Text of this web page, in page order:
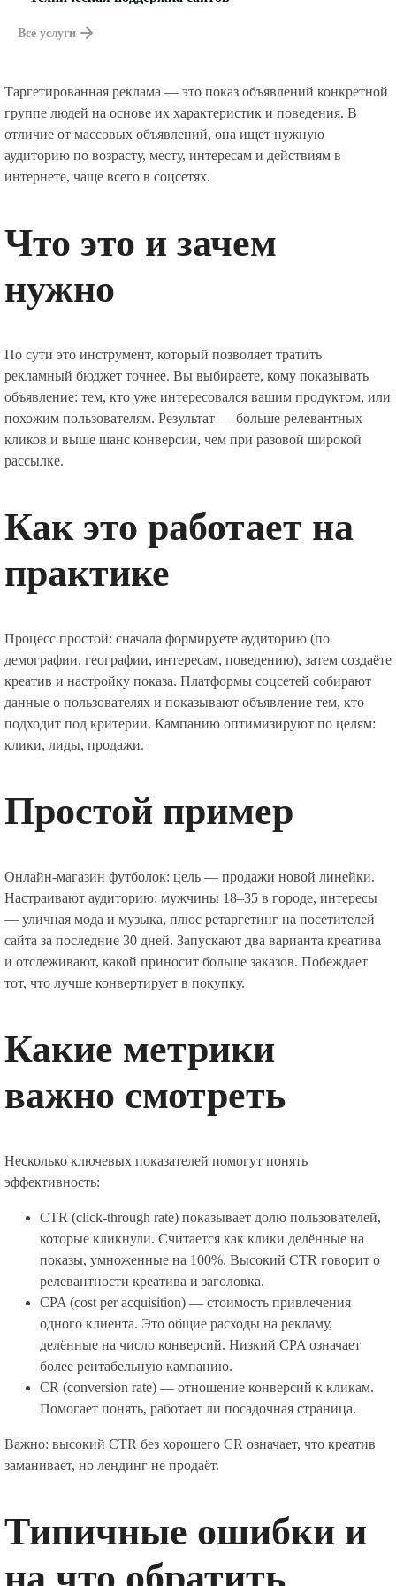
Все услуги
Таргетированная реклама — это показ объявлений конкретной
группе людей на основе их характеристик и поведения. В
отличие от массовых объявлений, она ищет нужную
аудиторию по возрасту, месту, интересам и действиям в
интернете, чаще всего в соцсетях.
Что это и зачем
нужно
По сути это инструмент, который позволяет тратить
рекламный бюджет точнее. Вы выбираете, кому показывать
объявление: тем, кто уже интересовался вашим продуктом, или
похожим пользователям. Результат — больше релевантных
кликов и выше шанс конверсии, чем при разовой широкой
рассылке.
Как это работает на
практике
Процесс простой: сначала формируете аудиторию (по
демографии, географии, интересам, поведению), затем создаёте
креатив и настройку показа. Платформы соцсетей собирают
данные о пользователях и показывают объявление тем, кто
подходит под критерии. Кампанию оптимизируют по целям:
клики, лиды, продажи.
Простой пример
Онлайн-магазин футболок: цель — продажи новой линейки.
Настраивают аудиторию: мужчины 18–35 в городе, интересы
— уличная мода и музыка, плюс ретаргетинг на посетителей
сайта за последние 30 дней. Запускают два варианта креатива
и отслеживают, какой приносит больше заказов. Побеждает
тот, что лучше конвертирует в покупку.
Какие метрики
важно смотреть
Несколько ключевых показателей помогут понять
эффективность:
CTR (click-through rate) показывает долю пользователей,
которые кликнули. Считается как клики делённые на
показы, умноженные на 100%. Высокий CTR говорит о
релевантности креатива и заголовка.
CPA (cost per acquisition) — стоимость привлечения
одного клиента. Это общие расходы на рекламу,
делённые на число конверсий. Низкий CPA означает
более рентабельную кампанию.
CR (conversion rate) — отношение конверсий к кликам.
Помогает понять, работает ли посадочная страница.
Важно: высокий CTR без хорошего CR означает, что креатив
заманивает, но лендинг не продаёт.
Типичные ошибки и
на что обратить